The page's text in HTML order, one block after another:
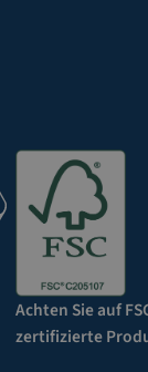
Achten Sie auf
zertifizierte